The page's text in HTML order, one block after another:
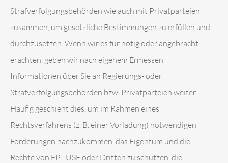
Strafverfolgungsbehörden wie auch mit Privatparteien
zusammen, um gesetzliche Bestimmungen zu erfüllen und
durchzusetzen. Wenn wir es für nötig oder angebracht
erachten, geben wir nach eigenem Ermessen
Informationen über Sie an Regierungs- oder
Strafverfolgungsbehörden bzw. Privatparteien weiter.
Häufig geschieht dies, um im Rahmen eines
Rechtsverfahrens (z. B. einer Vorladung) notwendigen
Forderungen nachzukommen, das Eigentum und die
Rechte von EPI-USE oder Dritten zu schützen, die